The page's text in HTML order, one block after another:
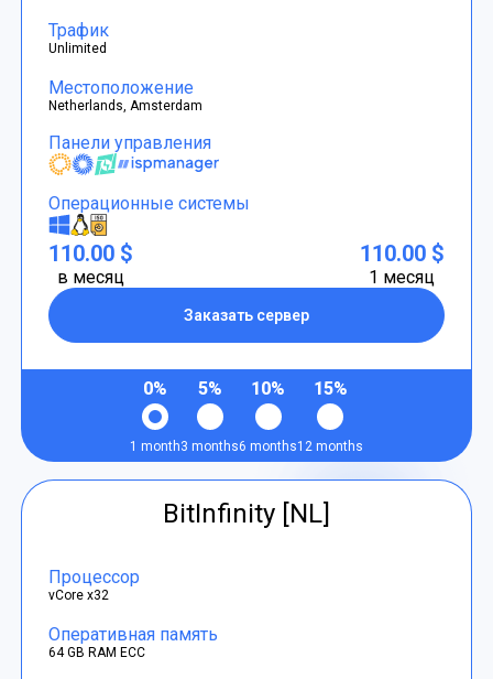
Трафик
Unlimited
Местоположение
Netherlands, Amsterdam
Панели управления
Операционные системы
110.00 $
в месяц
Заказать сервер
110.00 $
1 месяц
0%
1 month
5%
3 months
10%
6 months
15%
12 months
BitInfinity [NL]
Процессор
vCore x32
Оперативная память
64 GB RAM ECC